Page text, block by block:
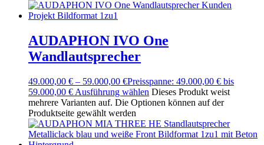
AUDAPHON IVO One
Wandlautsprecher
49.000,00 € – 59.000,00 €Preisspanne: 49.000,00 € bis
59.000,00 € Ausführung wählen Dieses Produkt weist
mehrere Varianten auf. Die Optionen können auf der
Produktseite gewählt werden